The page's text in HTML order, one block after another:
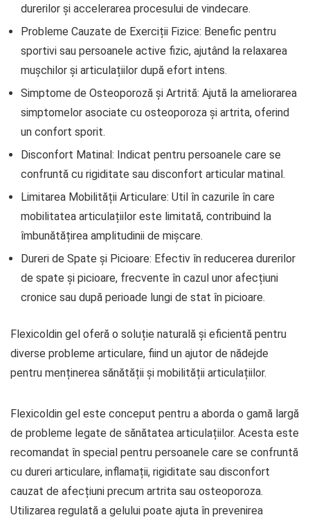
durerilor și accelerarea procesului de vindecare.
Probleme Cauzate de Exerciții Fizice: Benefic pentru
sportivi sau persoanele active fizic, ajutând la relaxarea
mușchilor și articulațiilor după efort intens.
Simptome de Osteoporoză și Artrită: Ajută la ameliorarea
simptomelor asociate cu osteoporoza și artrita, oferind
un confort sporit.
Disconfort Matinal: Indicat pentru persoanele care se
confruntă cu rigiditate sau disconfort articular matinal.
Limitarea Mobilității Articulare: Util în cazurile în care
mobilitatea articulațiilor este limitată, contribuind la
îmbunătățirea amplitudinii de mișcare.
Dureri de Spate și Picioare: Efectiv în reducerea durerilor
de spate și picioare, frecvente în cazul unor afecțiuni
cronice sau după perioade lungi de stat în picioare.
Flexicoldin gel oferă o soluție naturală și eficientă pentru
diverse probleme articulare, fiind un ajutor de nădejde
pentru menținerea sănătății și mobilității articulațiilor.
Flexicoldin gel este conceput pentru a aborda o gamă largă
de probleme legate de sănătatea articulațiilor. Acesta este
recomandat în special pentru persoanele care se confruntă
cu dureri articulare, inflamații, rigiditate sau disconfort
cauzat de afecțiuni precum artrita sau osteoporoza.
Utilizarea regulată a gelului poate ajuta în prevenirea